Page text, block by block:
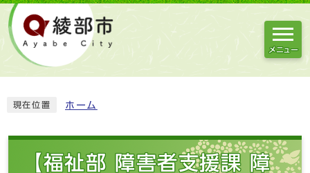
メニュー
現在位置 ホーム
【福祉部 障害者支援課 障